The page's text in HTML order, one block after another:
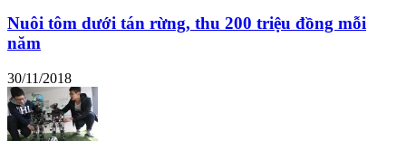
Nuôi tôm dưới tán rừng, thu 200 triệu đồng mỗi
năm
30/11/2018